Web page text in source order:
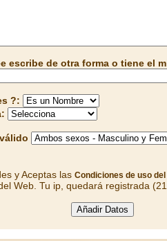
escribe de otra forma o tiene el
?:
y Aceptas las Condiciones de uso del
Web. Tu ip, quedará registrada